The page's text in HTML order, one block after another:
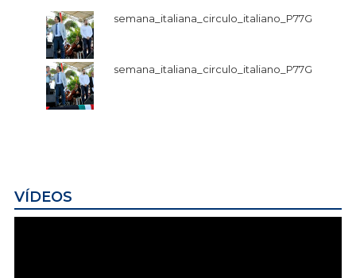
semana_italiana_circulo_italiano_P77G
semana_italiana_circulo_italiano_P77G
VÍDEOS